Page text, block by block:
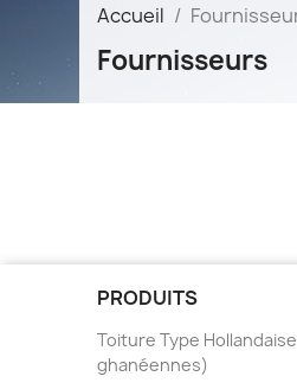
Accueil
Fournisseurs
PRODUITS
Toiture Type
ghanéennes)